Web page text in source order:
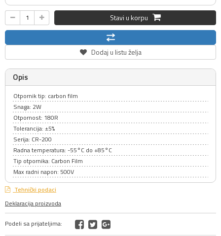
Stavi u korpu
Dodaj u listu želja
Opis
Otpornik tip: carbon film
Snaga: 2W
Otpornost: 180R
Tolerancija: ±5%
Serija: CR-200
Radna temperatura: -55°C do +85°C
Tip otpornika: Carbon Film
Max radni napon: 500V
Tehnički podaci
Deklaracija proizvoda
Podeli sa prijateljima: